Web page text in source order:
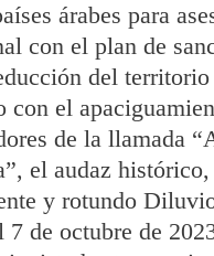
árabes para
con el plan de
del territorio
con el
de la llamada
el audaz histórico,
y rotundo
7 de octubre de